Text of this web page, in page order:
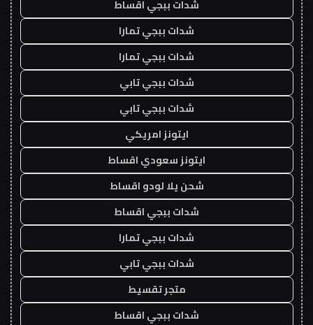
شدات ببجي اقساط
شدات ببجي تمارا
شدات ببجي تمارا
شدات ببجي تابي
شدات ببجي تابي
ايتونز امريكي
ايتونز سعودي اقساط
شحن يلا لودو اقساط
شدات ببجي اقساط
شدات ببجي تمارا
شدات ببجي تابي
متجر تقسيط
شدات ببجي اقساط